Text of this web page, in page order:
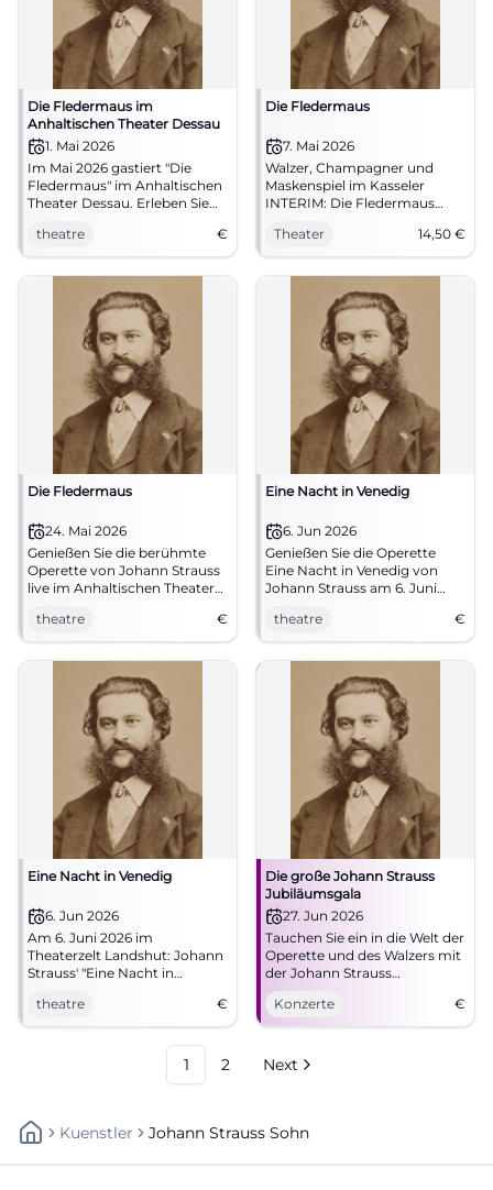
Die Fledermaus im
Anhaltischen Theater Dessau
1. Mai 2026
Im Mai 2026 gastiert "Die
Fledermaus" im Anhaltischen
Theater Dessau. Erleben Sie
Komödie.
theatre €
Die Fledermaus
7. Mai 2026
Walzer, Champagner und
Maskenspiel im Kasseler
INTERIM: Die Fledermaus
Tempo und feinem Humor.
07.05.2026, ab 14,50 €.
#Kassel #Theater
Theater 14,50 €
Die Fledermaus
24. Mai 2026
Genießen Sie die berühmte
Operette von Johann Strauss
live im Anhaltischen Theater
theatre
€
Eine Nacht in Venedig
6. Jun 2026
Genießen Sie die Operette
Eine Nacht in Venedig von
Johann Strauss am 6. Juni
theatre
€
Eine Nacht in Venedig
6. Jun 2026
Am 6. Juni 2026 im
Theaterzelt Landshut: Johann
Strauss' "Eine Nacht in
Aufführung voller Musik und
Romantik.
theatre €
Die große Johann Strauss
Jubiläumsgala
27. Jun 2026
Tauchen Sie ein in die Welt der
Operette und des Walzers mit
der Johann Strauss
Jubiläumsgala im Asamsaal,
Freising.
Konzerte €
1 2 Next
Kuenstler Johann Strauss Sohn